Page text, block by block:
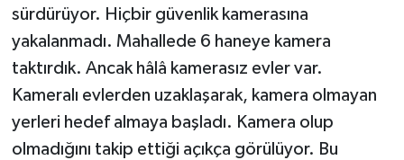
sürdürüyor. Hiçbir güvenlik kamerasına
yakalanmadı. Mahallede 6 haneye kamera
taktırdık. Ancak hâlâ kamerasız evler var.
Kameralı evlerden uzaklaşarak, kamera olmayan
yerleri hedef almaya başladı. Kamera olup
olmadığını takip ettiği açıkça görülüyor. Bu